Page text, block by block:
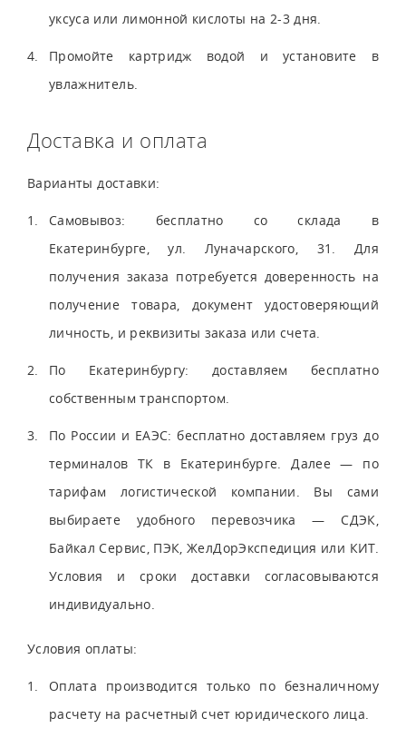
уксуса или лимонной кислоты на 2-3 дня.
Промойте картридж водой и установите в
увлажнитель.
Доставка и оплата
Варианты доставки:
Самовывоз: бесплатно со склада в
Екатеринбурге, ул. Луначарского, 31. Для
получения заказа потребуется доверенность на
получение товара, документ удостоверяющий
личность, и реквизиты заказа или счета.
По Екатеринбургу: доставляем бесплатно
собственным транспортом.
По России и ЕАЭС: бесплатно доставляем груз до
терминалов ТК в Екатеринбурге. Далее — по
тарифам логистической компании. Вы сами
выбираете удобного перевозчика — СДЭК,
Байкал Сервис, ПЭК, ЖелДорЭкспедиция или КИТ.
Условия и сроки доставки согласовываются
индивидуально.
Условия оплаты:
Оплата производится только по безналичному
расчету на расчетный счет юридического лица.